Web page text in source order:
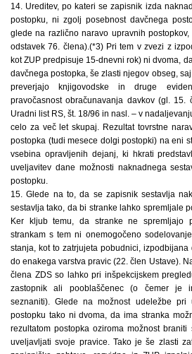
14. Ureditev, po kateri se zapisnik izda
postopku, ni zgolj posebnost davčnega
glede na različno naravo upravnih
odstavek 76. člena).(*3) Pri tem v zvezi z
kot ZUP predpisuje 15-dnevni rok) ni dvoma,
davčnega postopka, še zlasti njegov obseg,
preverjajo knjigovodske in druge
pravočasnost obračunavanja davkov (gl. 15.
Uradni list RS, št. 18/96 in nasl. – v
celo za več let skupaj. Rezultat tovrstne
postopka (tudi mesece dolgi postopki) na eni
vsebina opravljenih dejanj, ki hkrati
uveljavitev dane možnosti naknadnega
postopku.
15. Glede na to, da se zapisnik sestavlja
sestavlja tako, da bi stranke lahko spremljale
Ker kljub temu, da stranke ne spremljajo
strankam s tem ni onemogočeno
stanja, kot to zatrjujeta pobudnici,
do enakega varstva pravic (22. člen Ustave).
člena ZDS so lahko pri inšpekcijskem
zastopnik ali pooblaščenec (o čemer je
seznaniti). Glede na možnost udeležbe pri
postopku tako ni dvoma, da ima stranka
rezultatom postopka oziroma možnost
uveljavljati svoje pravice. Tako je še zlasti